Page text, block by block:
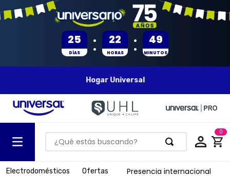
25
DÍAS : 22
HORAS : 49
MINUTOS
Hogar Universal
¿Qué estás buscando? 0
Electrodomésticos Ofertas Presencia internacional
TÉRMINOS MÁS BUSCADOS